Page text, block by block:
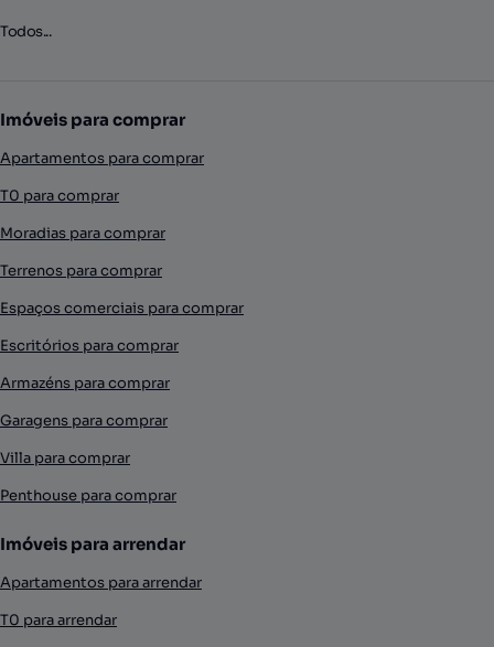
Todos...
Imóveis para comprar
Apartamentos para comprar
T0 para comprar
Moradias para comprar
Terrenos para comprar
Espaços comerciais para comprar
Escritórios para comprar
Armazéns para comprar
Garagens para comprar
Villa para comprar
Penthouse para comprar
Imóveis para arrendar
Apartamentos para arrendar
T0 para arrendar